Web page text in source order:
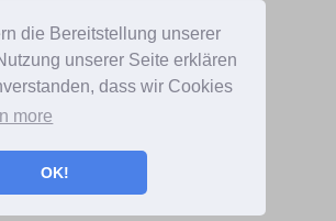
die Bereitstellung unserer
unserer Seite erklären
dass wir Cookies
more
OK!